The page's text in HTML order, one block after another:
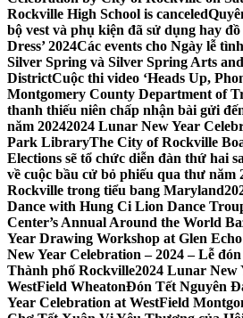
Rockville High School is canceled
bộ vest và phụ kiện đã sử dụng hay
Dress’ 2024Các events cho Ngày lễ
Silver Spring và Silver Spring Arts
DistrictCuộc thi video ‘Heads Up,
Montgomery County Department of
thanh thiếu niên chấp nhận bài gửi
năm 20242024 Lunar New Year
Park LibraryThe City of Rockville
Elections sẽ tổ chức diễn đàn thứ hai
về cuộc bầu cử bỏ phiếu qua thư năm
Rockville trong tiểu bang Maryland
Dance with Hung Ci Lion Dance
Center’s Annual Around the World
Year Drawing Workshop at Glen
New Year Celebration – 2024 – Lễ
Thành phố Rockville2024 Lunar New
WestField WheatonĐón Tết Nguyên
Year Celebration at WestField